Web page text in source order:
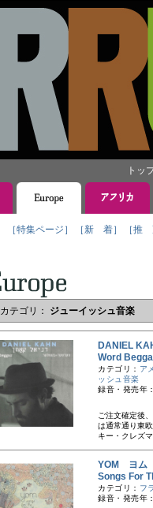
トッ
［特集ページ］ ［新 着］ ［推
カテゴリ： ジューイッシュ音楽
DANIEL
Word
カテゴリ： ア
ッシュ音楽
録音・発売年
ご注文確定後
は通常通り東
キー・クレズ
YOM ヨム
Songs For
カテゴリ： フ
録音・発売年